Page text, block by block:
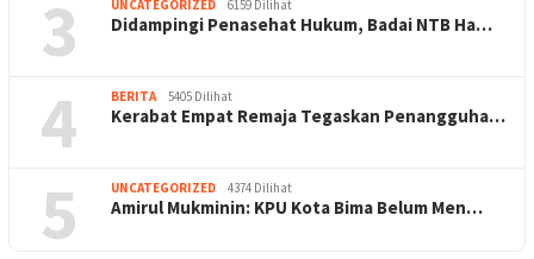
3 UNCATEGORIZED 6159 Dilihat
Didampingi Penasehat Hukum, Badai NTB Ha…
4 BERITA 5405 Dilihat
Kerabat Empat Remaja Tegaskan Penangguha…
5 UNCATEGORIZED 4374 Dilihat
Amirul Mukminin: KPU Kota Bima Belum Men…